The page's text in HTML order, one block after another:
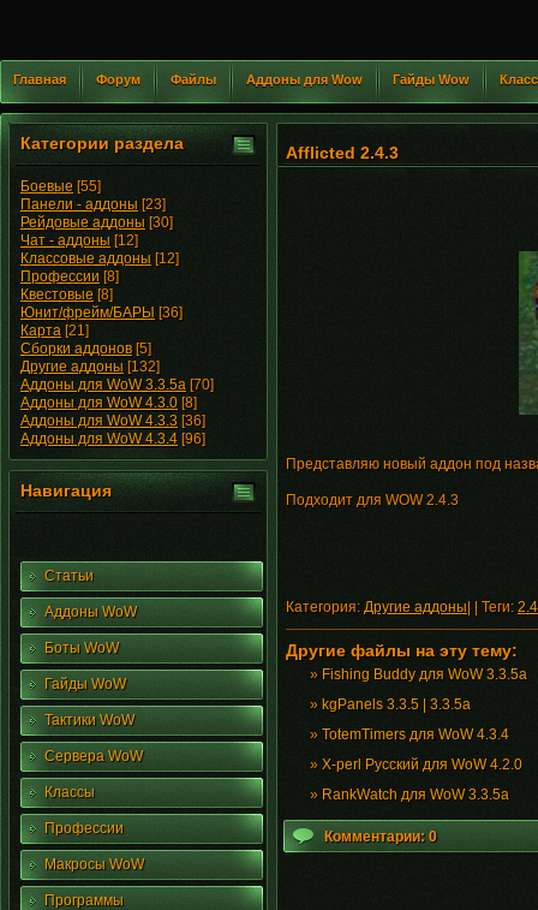
Главная Форум Файлы Аддоны для Wow Гайды Wow
Категории раздела
Боевые [55]
Панели - аддоны [23]
Рейдовые аддоны [30]
Чат - аддоны [12]
Классовые аддоны [12]
Профессии [8]
Квестовые [8]
Юнит/фрейм/БАРЫ [36]
Карта [21]
Сборки аддонов [5]
Другие аддоны [132]
Аддоны для WoW 3.3.5a [70]
Аддоны для WoW 4.3.0 [8]
Аддоны для WoW 4.3.3 [36]
Аддоны для WoW 4.3.4 [96]
Навигация
Статьи
Аддоны WoW
Боты WoW
Гайды WoW
Тактики WoW
Сервера WoW
Классы
Профессии
Макросы WoW
Программы
Afflicted 2.4.3
Представляю новый аддон под
Подходит для WOW 2.4.3
Категория: Другие аддоны | | Теги:
Другие файлы на эту тему:
» Fishing Buddy для WoW 3.3.5a
» kgPanels 3.3.5 | 3.3.5а
» TotemTimers для WoW 4.3.4
» X-perl Русский для WoW 4.2.0
» RankWatch для WoW 3.3.5a
Комментарии: 0